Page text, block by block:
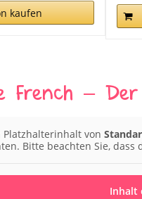
kaufen
French –
Platzhalterinhalt von
Bitte beachten Sie,
Inhalt